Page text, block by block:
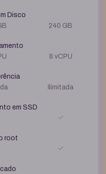
Disco
240 GB
8 vCPU
Ilimitada
em SSD
root